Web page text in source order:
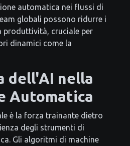
automatica nei flussi di
globali possono ridurre i
produttività, cruciale per
dinamici come la
dell'AI nella
Automatica
è la forza trainante dietro
degli strumenti di
Gli algoritmi di machine